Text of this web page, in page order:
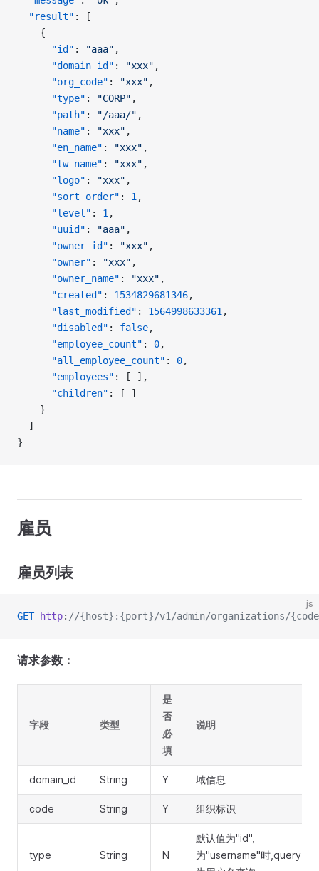
  "result"
: [
    {
      "id"
: "aaa" ,
      "domain_id"
: "xxx" ,
      "org_code"
: "xxx" ,
      "type"
: "CORP" ,
      "path"
: "/aaa/" ,
      "name"
: "xxx" ,
      "en_name"
: "xxx" ,
      "tw_name"
: "xxx" ,
      "logo"
: "xxx" ,
      "sort_order"
: 1 ,
      "level"
: 1 ,
      "uuid"
: "aaa" ,
      "owner_id"
: "xxx" ,
      "owner"
: "xxx" ,
      "owner_name"
: "xxx" ,
      "created"
: 1534829681346,
      "last_modified"
: 1564998633361 ,
      "disabled"
: false,
      "employee_count"
: 0,
      "all_employee_count"
: 0,
      "employees"
: [ ],
      "children"
: [ ]
    }
  ]
}
雇员
雇员列表
js
GET http: //{host}:{port}/v1/admin/organizations/{code}/
请求参数：
字段 类型
是
否
必
填
说明
domain_id String Y 域信息
code String Y 组织标识
type String N
默认值为"id",
为"username"时,query